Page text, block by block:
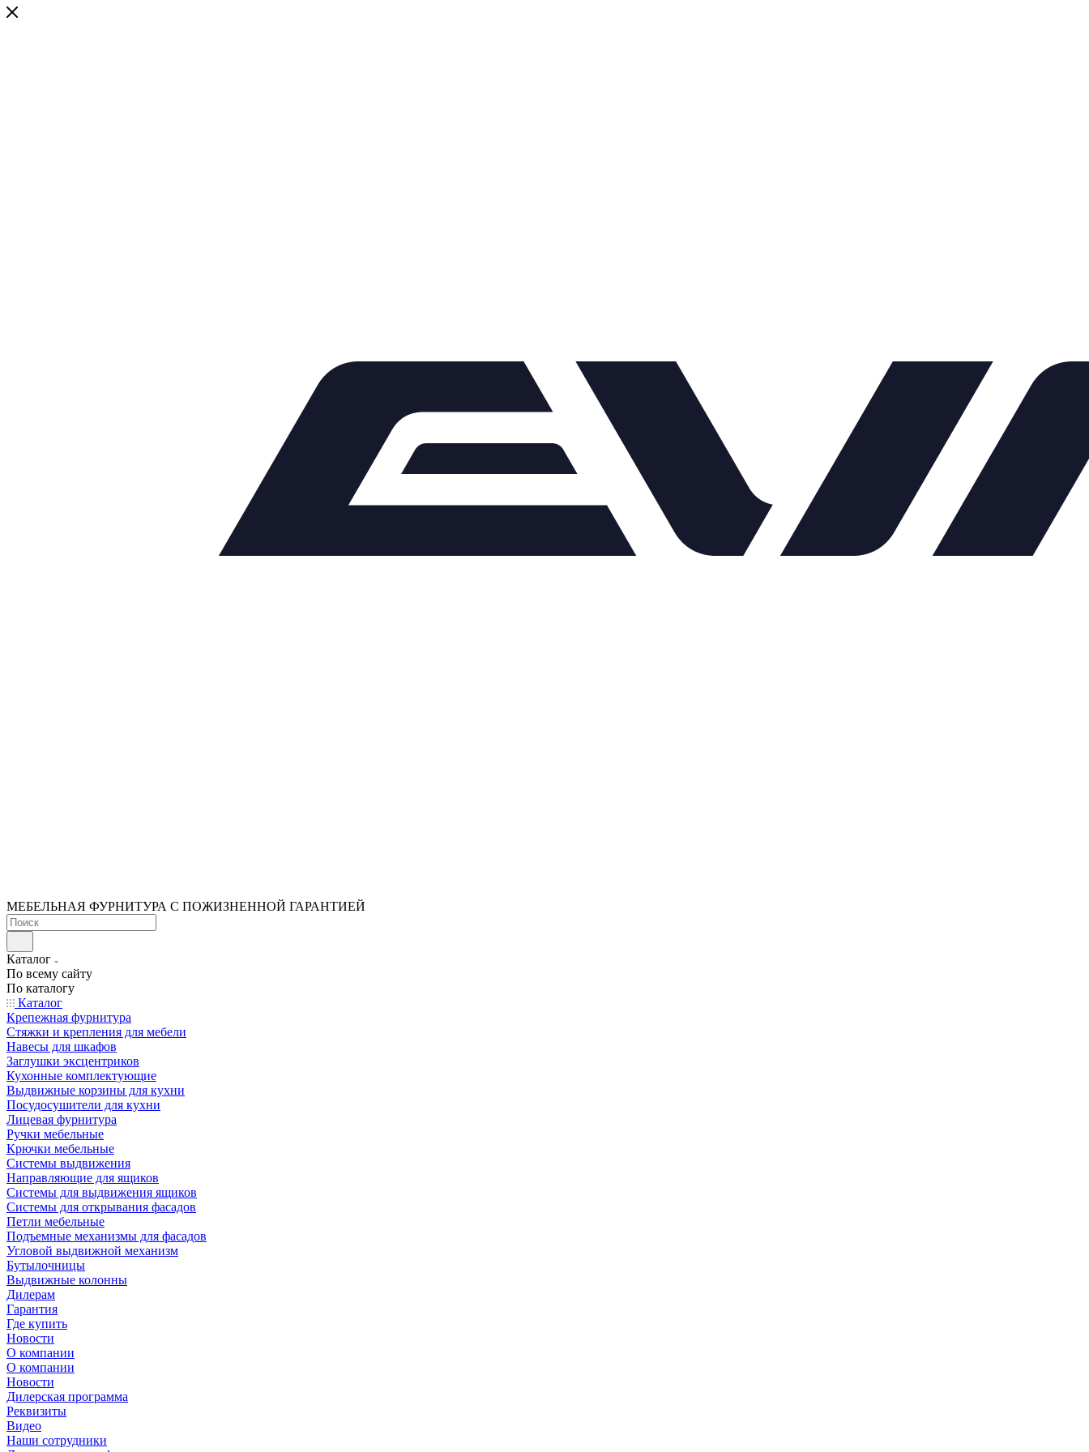
МЕБЕЛЬНАЯ ФУРНИТУРА С ПОЖИЗНЕННОЙ ГАРАНТИЕЙ
Каталог
По всему сайту
По каталогу
Каталог
Крепежная фурнитура
Стяжки и крепления для мебели
Навесы для шкафов
Заглушки эксцентриков
Кухонные комплектующие
Выдвижные корзины для кухни
Посудосушители для кухни
Лицевая фурнитура
Ручки мебельные
Крючки мебельные
Системы выдвижения
Направляющие для ящиков
Системы для выдвижения ящиков
Системы для открывания фасадов
Петли мебельные
Подъемные механизмы для фасадов
Угловой выдвижной механизм
Бутылочницы
Выдвижные колонны
Дилерам
Гарантия
Где купить
Новости
О компании
О компании
Новости
Дилерская программа
Реквизиты
Видео
Наши сотрудники